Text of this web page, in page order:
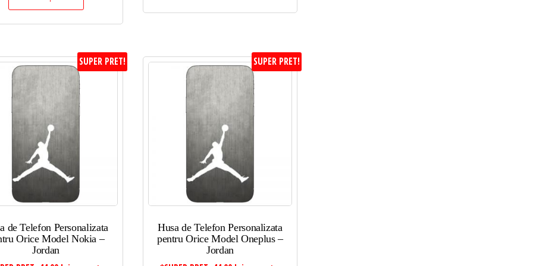
SUPER PRET!
de Telefon Personalizata
Orice Model Nokia –
Jordan
SUPER PRET!
Husa de Telefon Personalizata
pentru Orice Model Oneplus –
Jordan